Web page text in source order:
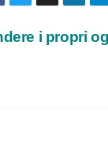
i propri